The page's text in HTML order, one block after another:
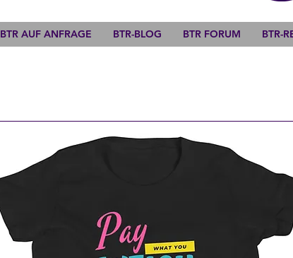
BTR AUF ANFRAGE BTR-BLOG BTR FORUM BTR-